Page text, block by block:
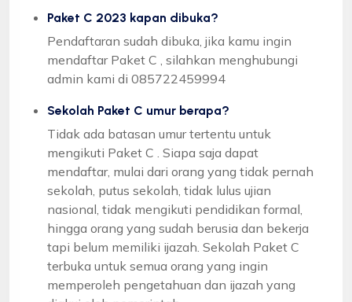
Paket C 2023 kapan dibuka?
Pendaftaran sudah dibuka, jika kamu ingin
mendaftar Paket C , silahkan menghubungi
admin kami di 085722459994
Sekolah Paket C umur berapa?
Tidak ada batasan umur tertentu untuk
mengikuti Paket C . Siapa saja dapat
mendaftar, mulai dari orang yang tidak pernah
sekolah, putus sekolah, tidak lulus ujian
nasional, tidak mengikuti pendidikan formal,
hingga orang yang sudah berusia dan bekerja
tapi belum memiliki ijazah. Sekolah Paket C
terbuka untuk semua orang yang ingin
memperoleh pengetahuan dan ijazah yang